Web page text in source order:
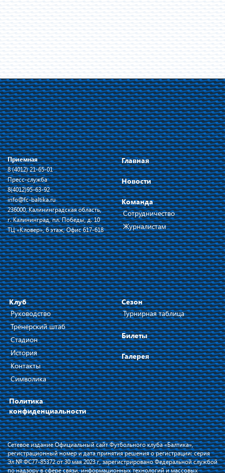
Приемная
8 (4012) 21-65-01
Пресс-служба
8(4012)95-63-92
info@fc-baltika.ru
236000, Калининградская область,
г. Калининград, пл. Победы, д. 10
ТЦ «Кловер», 6 этаж, Офис 617-618
Главная
Новости
Команда
Сотрудничество
Журналистам
Клуб
Руководство
Тренерский штаб
Стадион
История
Контакты
Символика
Политика
конфиденциальности
Сезон
Турнирная таблица
Билеты
Галерея
Сетевое издание Официальный сайт Футбольного клуба «Балтика»,
регистрационный номер и дата принятия решения о регистрации: серия
Эл № ФС77-85372 от 30 мая 2023 г, зарегистрировано Федеральной службой
по надзору в сфере связи, информационных технологий и массовых